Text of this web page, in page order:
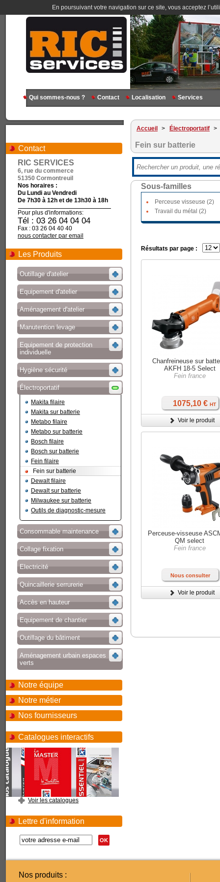
En poursuivant votre navigation sur ce site, vous acceptez
Qui sommes-nous ? Contact Localisation Services
Contact
RIC SERVICES
6, rue du commerce
51350 Cormontreuil
Nos horaires :
Du Lundi au Vendredi
De 7h30 à 12h et de 13h30 à 18h
Pour plus d'informations:
Tél : 03 26 04 04 04
Fax : 03 26 04 40 40
nous contacter par email
Les Produits
Outillage d'atelier
Equipement d'atelier
Aménagement d'atelier
Manutention levage
Equipement de protection
individuelle
Hygiène sécurité
Électroportatif
Makita filaire
Makita sur batterie
Metabo filaire
Metabo sur batterie
Bosch filaire
Bosch sur batterie
Fein filaire
Fein sur batterie
Dewalt filaire
Dewalt sur batterie
Milwaukee sur batterie
Outils de diagnostic-mesure
Consommable maintenance
Collage fixation
Electricité
Quincaillerie serrurerie
Accès en hauteur
Equipement de chantier
Outillage du bâtiment
Aménagement urbain espaces
verts
Notre équipe
Notre métier
Nos fournisseurs
Catalogues interactifs
Voir les catalogues
Lettre d'information
OK
Accueil > Électroportatif >
Fein sur batterie
Sous-familles
Perceuse visseuse (2)
Travail du métal (2)
Résultats par page :
Chanfreineuse sur
AKFH 18-5 Select
Fein france
1075,10 € HT
Voir le produit
Perceuse-visseuse
QM select
Fein france
Nous consulter
Voir le produit
Nos produits :